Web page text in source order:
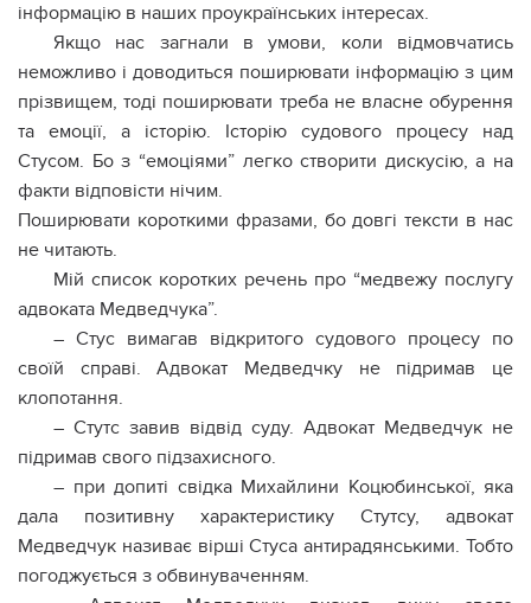
інформацію в наших проукраїнських інтересах.
Якщо нас загнали в умови, коли відмовчатись
неможливо і доводиться поширювати інформацію з цим
прізвищем, тоді поширювати треба не власне обурення
та емоції, а історію. Історію судового процесу над
Стусом. Бо з “емоціями” легко створити дискусію, а на
факти відповісти нічим.
Поширювати короткими фразами, бо довгі тексти в нас
не читають.
Мій список коротких речень про “медвежу послугу
адвоката Медведчука”.
– Стус вимагав відкритого судового процесу по
своїй справі. Адвокат Медведчку не підримав це
клопотання.
– Стутс завив відвід суду. Адвокат Медведчук не
підримав свого підзахисного.
– при допиті свідка Михайлини Коцюбинської, яка
дала позитивну характеристику Стутсу, адвокат
Медведчук називає вірші Стуса антирадянськими. Тобто
погоджується з обвинуваченням.